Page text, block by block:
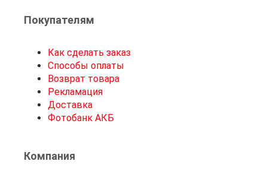
Покупателям
Как сделать заказ
Способы оплаты
Возврат товара
Рекламация
Доставка
Фотобанк АКБ
Компания